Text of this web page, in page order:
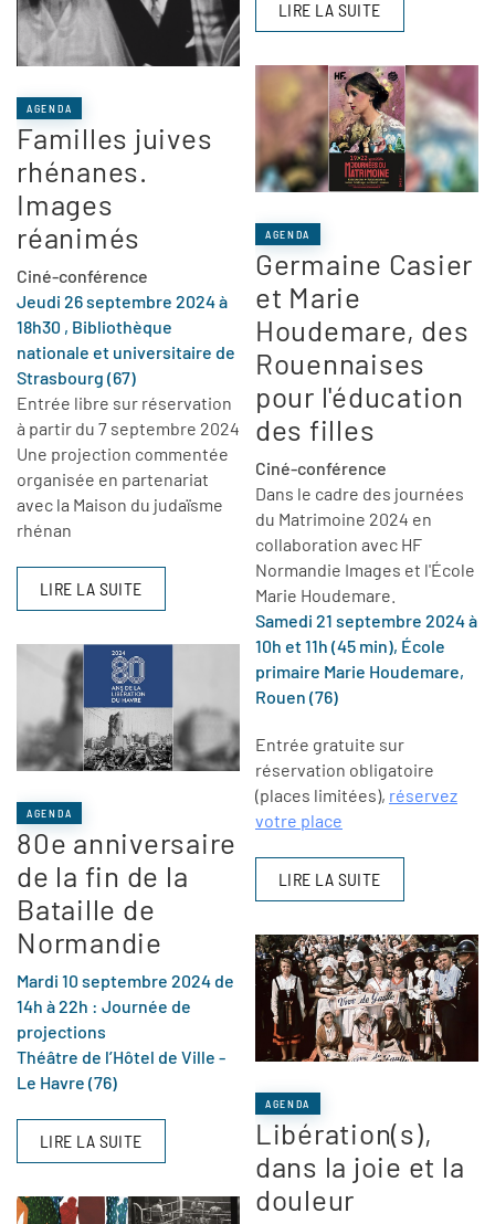
AGENDA
Familles juives
rhénanes.
Images
réanimés
Ciné-conférence
Jeudi 26 septembre 2024 à
18h30 , Bibliothèque
nationale et universitaire de
Strasbourg (67)
Entrée libre sur réservation
à partir du 7 septembre 2024
Une projection commentée
organisée en partenariat
avec la Maison du judaïsme
rhénan
LIRE LA SUITE
AGENDA
80e anniversaire
de la fin de la
Bataille de
Normandie
Mardi 10 septembre 2024 de
14h à 22h : Journée de
projections
Théâtre de l’Hôtel de Ville -
Le Havre (76)
LIRE LA SUITE
LIRE LA SUITE
AGENDA
Germaine Casier
et Marie
Houdemare, des
Rouennaises
pour l'éducation
des filles
Ciné-conférence
Dans le cadre des journées
du Matrimoine 2024 en
collaboration avec HF
Normandie Images et l'École
Marie Houdemare.
Samedi 21 septembre 2024 à
10h et 11h (45 min), École
primaire Marie Houdemare,
Rouen (76)
Entrée gratuite sur
réservation obligatoire
(places limitées), réservez
votre place
LIRE LA SUITE
AGENDA
Libération(s),
dans la joie et la
douleur